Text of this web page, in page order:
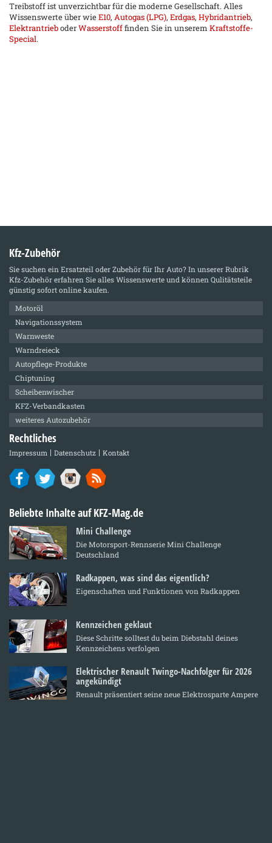
Treibstoff ist unverzichtbar für die moderne Gesellschaft. Alles
Wissenswerte über wieE10, Autogas (LPG), Erdgas, Hybridantrieb,
ElektrantrieboderWasserstofffinden Sie in unserem Kraftstoffe-
Special.
Kfz-Zubehör
Sie suchen ein Ersatzteil oder Zubehör für Ihr Auto? In unserer Rubrik
Kfz-Zubehörerfahren Sie alles Wissenswerte und können Qulitätsteile
günstig sofort online kaufen.
Motoröl
Navigationssystem
Warnweste
Warndreieck
Autopflege-Produkte
Chiptuning
Scheibenwischer
KFZ-Verbandkasten
weiteres Autozubehör
Rechtliches
Impressum Datenschutz Kontakt
Beliebte Inhalte auf KFZ-Mag.de
Mini Challenge
Die Motorsport-Rennserie Mini Challenge
Deutschland
Radkappen, was sind das eigentlich?
Eigenschaften und Funktionen von Radkappen
Kennzeichen geklaut
Diese Schritte solltest du beim Diebstahl deines
Kennzeichens verfolgen
Elektrischer Renault Twingo-Nachfolger für 2026
angekündigt
Renault präsentiert seine neue Elektrosparte Ampere